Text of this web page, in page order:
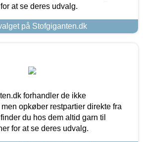
at se deres udvalg.
på Stofgiganten.dk
forhandler de ikke
opkøber restpartier direkte fra
du hos dem altid garn til
for at se deres udvalg.